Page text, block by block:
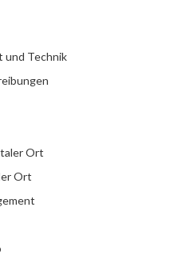
und Technik
Ort
Ort